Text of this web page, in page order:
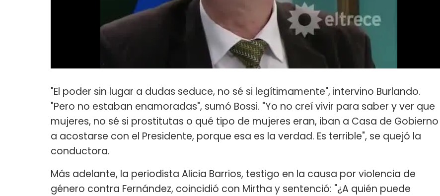
"El poder sin lugar a dudas seduce, no sé si legítimamente", intervino Burlando.
"Pero no estaban enamoradas", sumó Bossi. "Yo no creí vivir para saber y ver que
mujeres, no sé si prostitutas o qué tipo de mujeres eran, iban a Casa de Gobierno
a acostarse con el Presidente, porque esa es la verdad. Es terrible", se quejó la
conductora.
Más adelante, la periodista Alicia Barrios, testigo en la causa por violencia de
género contra Fernández, coincidió con Mirtha y sentenció: "¿A quién puede